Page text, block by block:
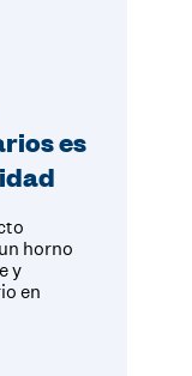
es
horno
y
en